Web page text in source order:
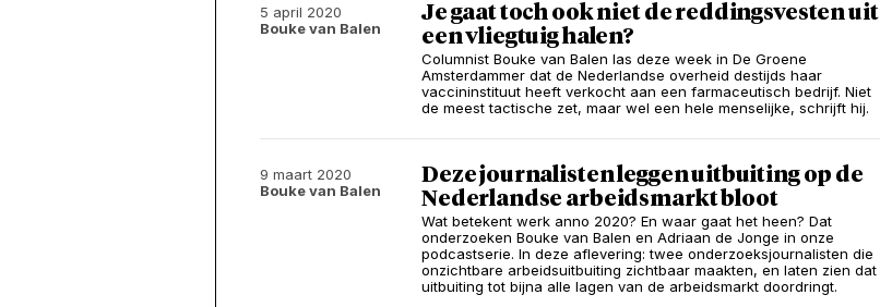
5 april 2020
Bouke van Balen
Je gaat toch ook niet de reddingsvesten uit
een vliegtuig halen?
Columnist Bouke van Balen las deze week in De Groene
Amsterdammer dat de Nederlandse overheid destijds haar
vaccininstituut heeft verkocht aan een farmaceutisch bedrijf. Niet
de meest tactische zet, maar wel een hele menselijke, schrijft hij.
9 maart 2020
Bouke van Balen
Deze journalisten leggen uitbuiting op de
Nederlandse arbeidsmarkt bloot
Wat betekent werk anno 2020? En waar gaat het heen? Dat
onderzoeken Bouke van Balen en Adriaan de Jonge in onze
podcastserie. In deze aflevering: twee onderzoeksjournalisten die
onzichtbare arbeidsuitbuiting zichtbaar maakten, en laten zien dat
uitbuiting tot bijna alle lagen van de arbeidsmarkt doordringt.